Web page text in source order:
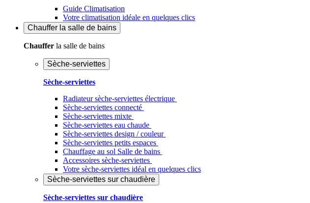
Guide Climatisation
Votre climatisation idéale en quelques clics
Chauffer la salle de bains
Chauffer la salle de bains
Sèche-serviettes
Sèche-serviettes
Radiateur sèche-serviettes électrique
Sèche-serviettes connecté
Sèche-serviettes mixte
Sèche-serviettes eau chaude
Sèche-serviettes design / couleur
Sèche-serviettes petits espaces
Chauffage au sol Salle de bains
Accessoires sèche-serviettes
Votre sèche-serviettes idéal en quelques clics
Sèche-serviettes sur chaudière
Sèche-serviettes sur chaudière